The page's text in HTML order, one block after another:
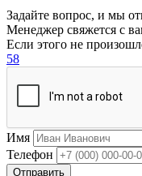
Задайте вопрос, и мы
Менеджер свяжется с
Если этого не
58
Имя
Телефон